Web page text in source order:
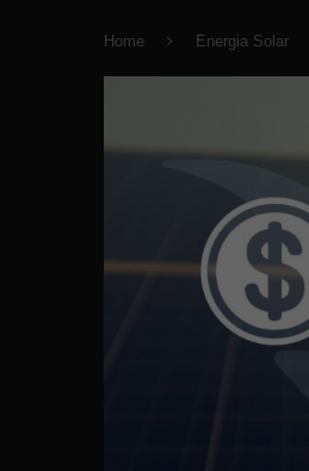
Home Energia Solar